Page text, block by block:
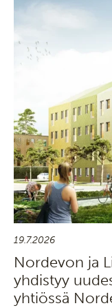
19.7.2026
Nordevon ja
yhdistyy
yhtiössä